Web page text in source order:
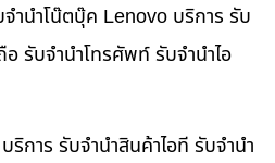
ำนำโน๊ตบุ๊ค Lenovo บริการ รับ
รับจำนำโทรศัพท์ รับจำนำไอ
ริการ รับจำนำสินค้าไอที รับจำนำ